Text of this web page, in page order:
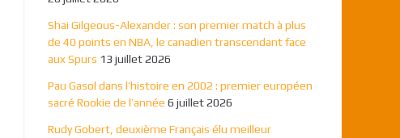
Shai Gilgeous-Alexander : son premier match à plus
de 40 points en NBA, le canadien transcendant face
aux Spurs 13 juillet 2026
Pau Gasol dans l’histoire en 2002 : premier européen
sacré Rookie de l’année 6 juillet 2026
Rudy Gobert, deuxième Français élu meilleur